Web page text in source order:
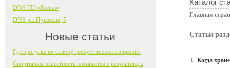
Каталог
Главная
Статьи
1. Когда
DNS ТЦ «Волна»
DNS ул. Пугачева, 5
Новые статьи
Где прогулка по склону требует техники и правил
Спортивная известность начинается с результата, а